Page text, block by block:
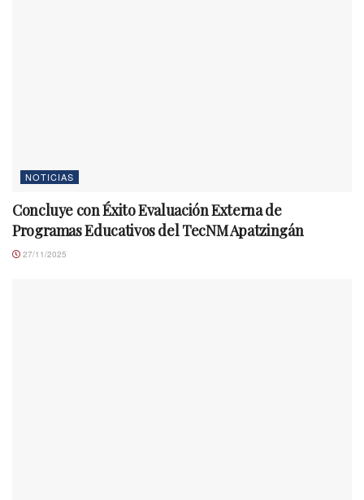
NOTICIAS
Concluye con Éxito Evaluación Externa de
Programas Educativos del TecNM Apatzingán
27/11/2025